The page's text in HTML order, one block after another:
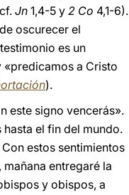
Jn 1,4-5 y 2 Co 4,1-6).
oscurecer el
es un
a Cristo
).
este signo vencerás».
el fin del mundo.
estos sentimientos
entregaré la
y obispos, a